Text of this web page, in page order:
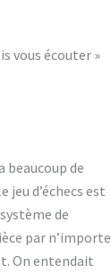
vous écouter »
beaucoup de
d’échecs est
de
par n’importe
On entendait